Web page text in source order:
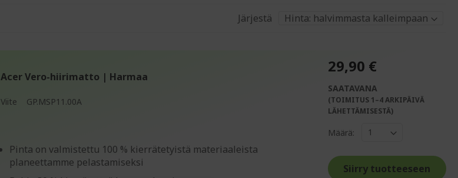
Järjestä
Acer Vero-hiirimatto | Harmaa
Viite GP.MSP11.00A
Pinta on valmistettu 100 % kierrätetyistä materiaaleista
planeettamme pelastamiseksi
29,90 €
SAATAVANA
(TOIMITUS 1–4 ARKIPÄIVÄ
LÄHETTÄMISESTÄ)
Määrä:
Siirry tuotteeseen